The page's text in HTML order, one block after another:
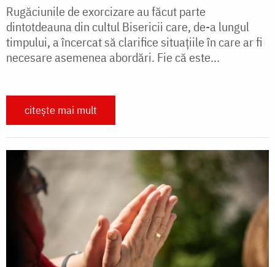
Rugăciunile de exorcizare au făcut parte
dintotdeauna din cultul Bisericii care, de-a lungul
timpului, a încercat să clarifice situațiile în care ar fi
necesare asemenea abordări. Fie că este...
citește mai mult